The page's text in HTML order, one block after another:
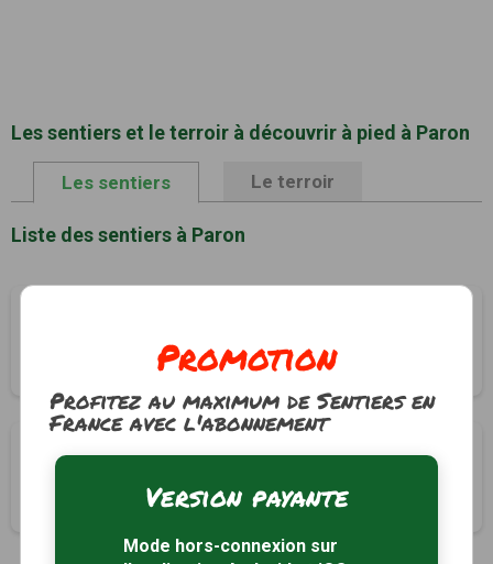
Les sentiers et le terroir à découvrir à pied à Paron
Les sentiers Le terroir
Liste des sentiers à Paron
Paron, Yonne (89)
Aux alentours du bois de Saint-Bond
Tracé GPS
Promotion
Profitez au maximum de Sentiers en
France avec l'abonnement
Version payante
Mode hors-connexion sur